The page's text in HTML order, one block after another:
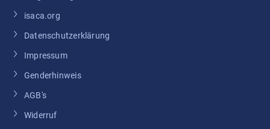
isaca.org
Datenschutzerklärung
Impressum
Genderhinweis
AGB's
Widerruf